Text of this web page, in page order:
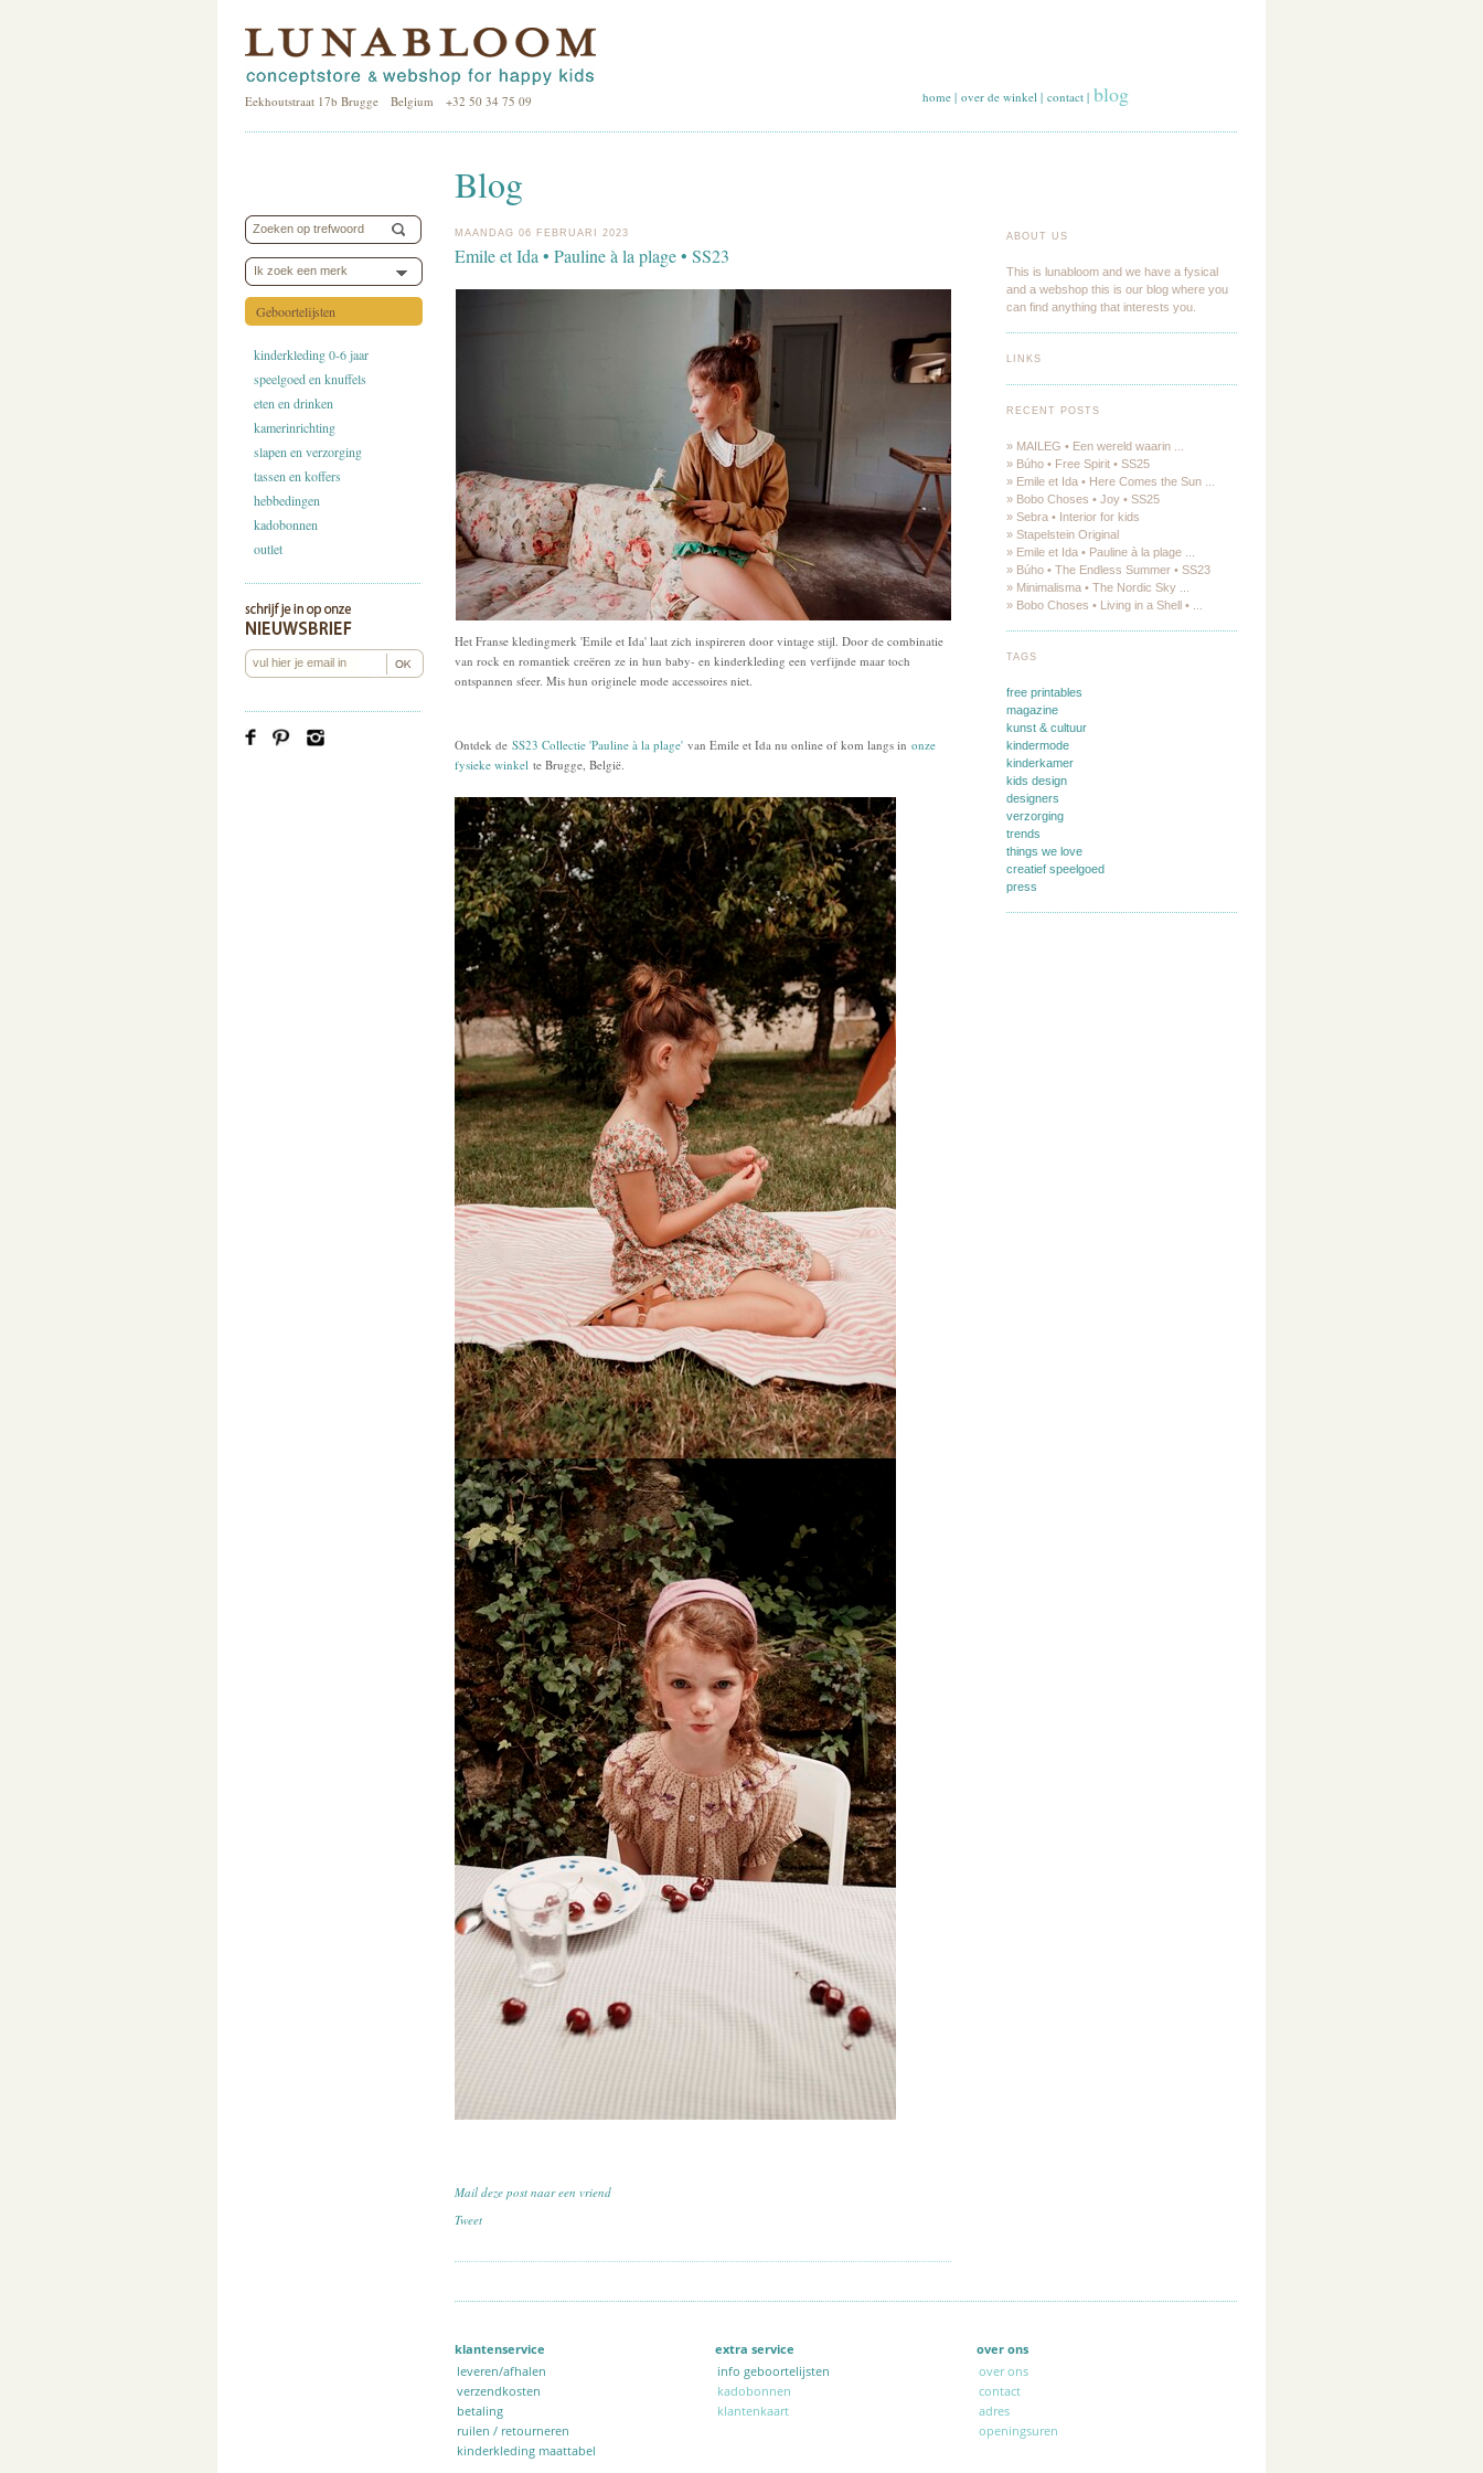
Eekhoutstraat 17b Brugge Belgium +32 50 34 75 09 home | over de winkel | contact | blog
Ik zoek een merk
Geboortelijsten
kinderkleding 0-6 jaar
speelgoed en knuffels
eten en drinken
kamerinrichting
slapen en verzorging
tassen en koffers
hebbedingen
kadobonnen
outlet
Blog
MAANDAG 06 FEBRUARI 2023
Emile et Ida • Pauline à la plage • SS23
Het Franse kledingmerk 'Emile et Ida' laat zich inspireren door vintage stijl. Door de combinatie
van rock en romantiek creëren ze in hun baby- en kinderkleding een verfijnde maar toch
ontspannen sfeer. Mis hun originele mode accessoires niet.
Ontdek de SS23 Collectie 'Pauline à la plage' van Emile et Ida nu online of kom langs in onze
fysieke winkel te Brugge, België.
Mail deze post naar een vriend
Tweet
ABOUT US
This is lunabloom and we have a fysical
and a webshop this is our blog where you
can find anything that interests you.
LINKS
RECENT POSTS
» MAILEG • Een wereld waarin ...
» Búho • Free Spirit • SS25
» Emile et Ida • Here Comes the Sun ...
» Bobo Choses • Joy • SS25
» Sebra • Interior for kids
» Stapelstein Original
» Emile et Ida • Pauline à la plage ...
» Búho • The Endless Summer • SS23
» Minimalisma • The Nordic Sky ...
» Bobo Choses • Living in a Shell • ...
TAGS
free printables
magazine
kunst & cultuur
kindermode
kinderkamer
kids design
designers
verzorging
trends
things we love
creatief speelgoed
press
klantenservice extra service
over ons
leveren/afhalen
verzendkosten
betaling
ruilen / retourneren
kinderkleding maattabel
info geboortelijsten
kadobonnen
klantenkaart
over ons
contact
adres
openingsuren